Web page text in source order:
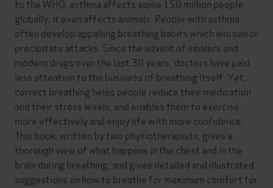
to the WHO, asthma affects some 150 million people
globally; it even affects animals. People with asthma
often develop appalling breathing habits which worsen or
precipitate attacks. Since the advent of inhalers and
modern drugs over the last 30 years, doctors have paid
less attention to the business of breathing itself. Yet,
correct breathing helps people reduce their medication
and their stress levels, and enables them to exercise
more effectively and enjoy life with more confidence.
This book, written by two physiotherapists, gives a
thorough view of what happens in the chest and in the
brain during breathing, and gives detailed and illustrated
suggestions on how to breathe for maximum comfort for